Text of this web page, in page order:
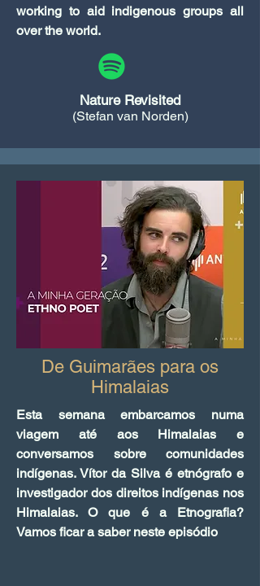
working to aid indigenous groups all
over the world.
Nature Revisited
(Stefan van Norden)
De Guimarães para os
Himalaias
Esta semana embarcamos numa
viagem até aos Himalaias e
conversamos sobre comunidades
indígenas. Vítor da Silva é etnógrafo e
investigador dos direitos indígenas nos
Himalaias. O que é a Etnografia?
Vamos ficar a saber neste episódio